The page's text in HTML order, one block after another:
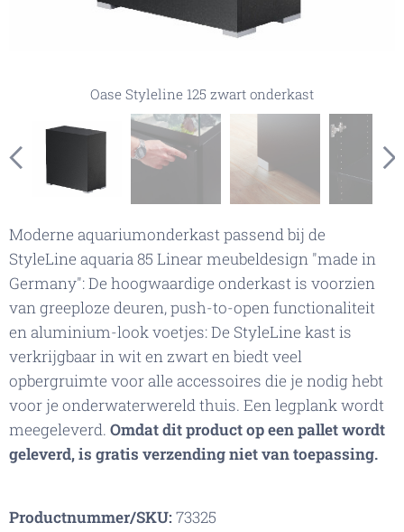
Oase Styleline 125 zwart onderkast
Oase Styleline zwart, handgreeploze deuren met
Oase Styleline zwart, pootjes met aluminium look
Oase Styleline zwart opbergruimte
Moderne aquariumonderkast passend bij de
StyleLine aquaria 85 Linear meubeldesign "made in
Germany": De hoogwaardige onderkast is voorzien
van greeploze deuren, push-to-open functionaliteit
en aluminium-look voetjes: De StyleLine kast is
verkrijgbaar in wit en zwart en biedt veel
opbergruimte voor alle accessoires die je nodig hebt
voor je onderwaterwereld thuis. Een legplank wordt
meegeleverd. Omdat dit product op een pallet wordt
geleverd, is gratis verzending niet van toepassing.
Productnummer/SKU:73325